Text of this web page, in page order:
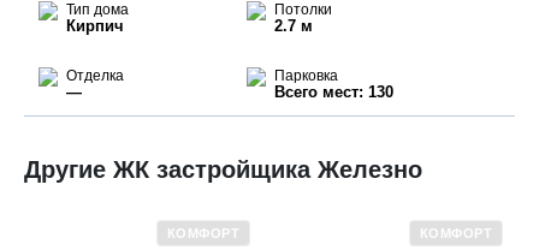
Тип дома
Кирпич
Потолки
2.7 м
Отделка
—
Парковка
Всего мест: 130
Другие ЖК застройщика Железно
КОМФОРТ КОМФОРТ